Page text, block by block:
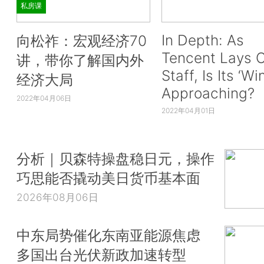
私房课
向松祚：宏观经济70
讲，带你了解国内外
经济大局
2022年04月06日
In Depth: As
Tencent Lays
Staff, Is Its
Approaching?
2022年04月01日
分析｜贝森特操盘稳日元，操作
巧思能否撬动美日货币基本面
2026年08月06日
中东局势催化东南亚能源焦虑
多国出台光伏新政加速转型